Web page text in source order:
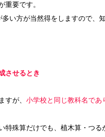
重要です。
い方が当然得をしますので、
させるとき
すが、 小学校と同じ教科名で
殊算だけでも、植木算・つる